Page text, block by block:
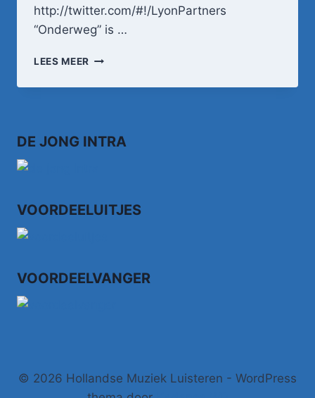
http://twitter.com/#!/LyonPartners
“Onderweg” is …
LEES MEER ABEL
DE JONG INTRA
VOORDEELUITJES
VOORDEELVANGER
© 2026 Hollandse Muziek Luisteren - WordPress